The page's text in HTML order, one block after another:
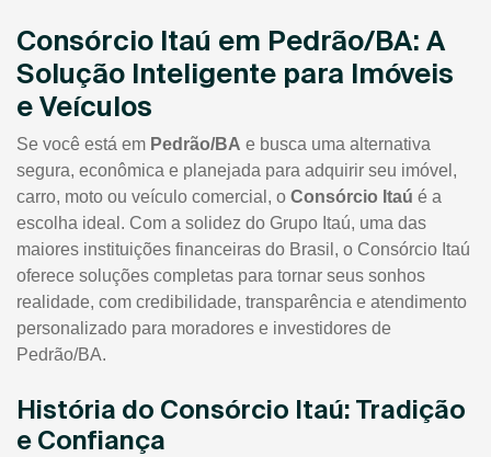
Consórcio Itaú em Pedrão/BA: A
Solução Inteligente para Imóveis
e Veículos
Se você está em Pedrão/BA e busca uma alternativa
segura, econômica e planejada para adquirir seu imóvel,
carro, moto ou veículo comercial, o Consórcio Itaú é a
escolha ideal. Com a solidez do Grupo Itaú, uma das
maiores instituições financeiras do Brasil, o Consórcio Itaú
oferece soluções completas para tornar seus sonhos
realidade, com credibilidade, transparência e atendimento
personalizado para moradores e investidores de
Pedrão/BA.
História do Consórcio Itaú: Tradição
e Confiança